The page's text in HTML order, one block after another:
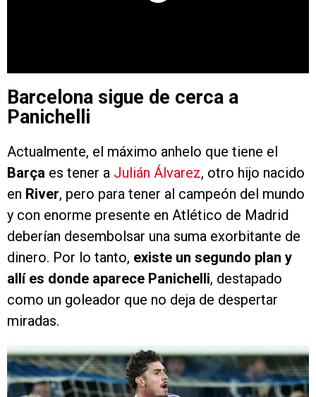
Barcelona sigue de cerca a
Panichelli
Actualmente, el máximo anhelo que tiene el
Barça es tener a Julián Álvarez, otro hijo nacido
en River, pero para tener al campeón del mundo
y con enorme presente en Atlético de Madrid
deberían desembolsar una suma exorbitante de
dinero. Por lo tanto, existe un segundo plan y
allí es donde aparece Panichelli, destapado
como un goleador que no deja de despertar
miradas.